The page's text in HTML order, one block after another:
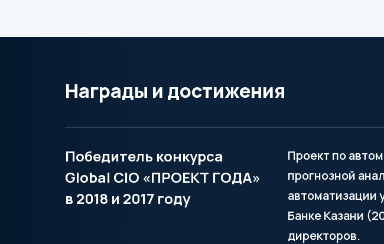
Награды и достижения
Победитель конкурса
Global CIO «ПРОЕКТ ГОДА»
в 2018 и 2017 году
Проект по
прогнозной
автоматизации
Банке Казани
директоров.